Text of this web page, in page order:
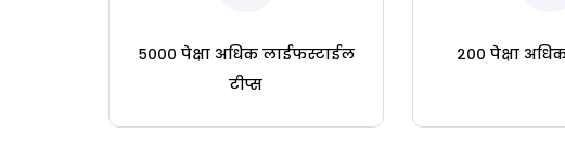
५००० पेक्षा अधिक लाईफस्टाईल
टीप्स
२०० पेक्षा